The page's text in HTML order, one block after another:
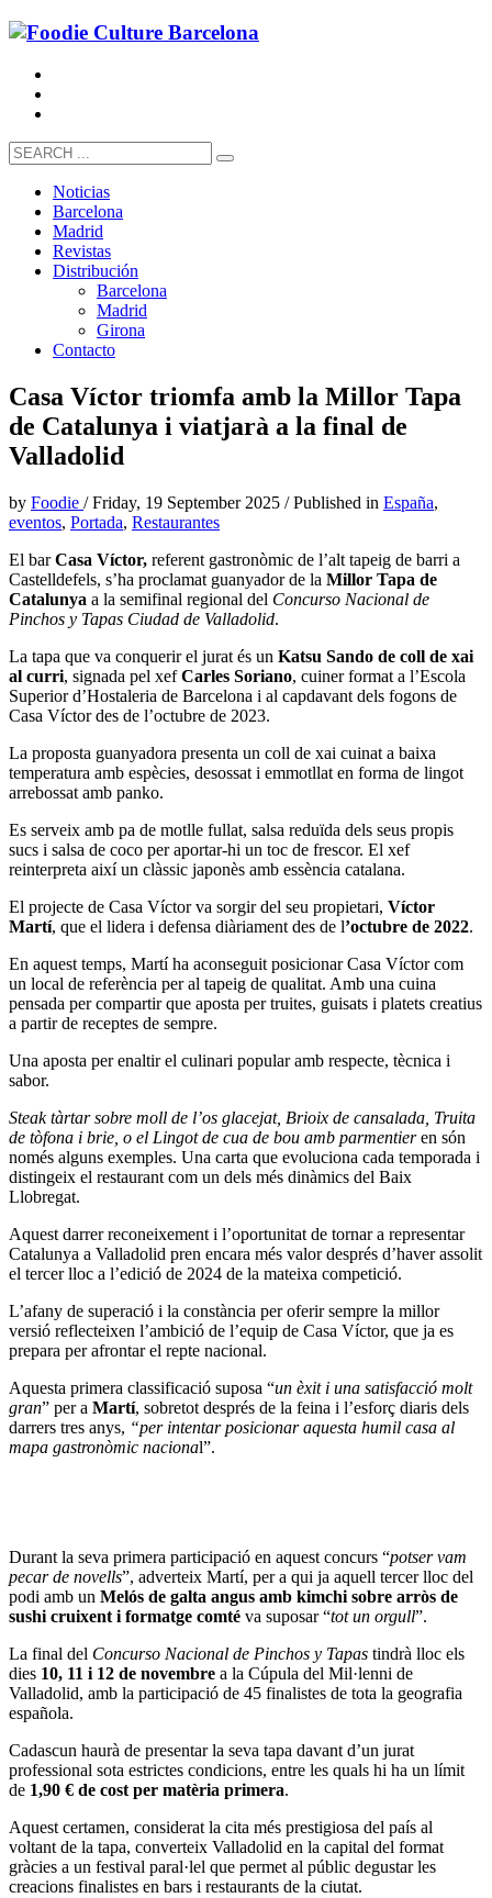
Noticias
Barcelona
Madrid
Revistas
Distribución
Barcelona
Madrid
Girona
Contacto
Casa Víctor triomfa amb la Millor Tapa
de Catalunya i viatjarà a la final de
Valladolid
by Foodie /Friday, 19 September 2025 /Published in España,
eventos, Portada, Restaurantes
El barCasa Víctor, referent gastronòmic de l’alt tapeig de barri a
Castelldefels, s’ha proclamat guanyador de la Millor Tapa de
Catalunya a la semifinal regional del Concurso Nacional de
Pinchos y Tapas Ciudad de Valladolid.
La tapa que va conquerir el jurat és un Katsu Sando de coll de xai
al curri, signada pel xefCarles Soriano, cuiner format a l’Escola
Superior d’Hostaleria de Barcelona i al capdavant dels fogons de
Casa Víctor des de l’octubre de 2023.
La proposta guanyadora presenta un coll de xai cuinat a baixa
temperatura amb espècies, desossat i emmotllat en forma de lingot
arrebossat amb panko.
Es serveix amb pa de motlle fullat, salsa reduïda dels seus propis
sucs i salsa de coco per aportar-hi un toc de frescor. El xef
reinterpreta així un clàssic japonès amb essència catalana.
El projecte de Casa Víctor va sorgir del seu propietari, Víctor
Martí, que el lidera i defensa diàriament des de l’octubre de 2022.
En aquest temps, Martí ha aconseguit posicionar Casa Víctor com
un local de referència per al tapeig de qualitat. Amb una cuina
pensada per compartir que aposta per truites, guisats i platets creatius
a partir de receptes de sempre.
Una aposta per enaltir el culinari popular amb respecte, tècnica i
sabor.
Steak tàrtar sobre moll de l’os glacejat, Brioix de cansalada, Truita
de tòfona i brie, o el Lingot de cua de bou amb parmentieren són
només alguns exemples. Una carta que evoluciona cada temporada i
distingeix el restaurant com un dels més dinàmics del Baix
Llobregat.
Aquest darrer reconeixement i l’oportunitat de tornar a representar
Catalunya a Valladolid pren encara més valor després d’haver assolit
el tercer lloc a l’edició de 2024 de la mateixa competició.
L’afany de superació i la constància per oferir sempre la millor
versió reflecteixen l’ambició de l’equip de Casa Víctor, que ja es
prepara per afrontar el repte nacional.
Aquesta primera classificació suposa “un èxit i una satisfacció molt
gran” per a Martí, sobretot després de la feina i l’esforç diaris dels
darrers tres anys, “per intentar posicionar aquesta humil casa al
mapa gastronòmic nacional”.
Durant la seva primera participació en aquest concurs “potser vam
pecar de novells”, adverteix Martí, per a qui ja aquell tercer lloc del
podi amb un Melós de galta angus amb kimchi sobre arròs de
sushi cruixent i formatge comté va suposar “tot un orgull”.
La final del Concurso Nacional de Pinchos y Tapas tindrà lloc els
dies 10, 11 i 12 de novembre a la Cúpula del Mil·lenni de
Valladolid, amb la participació de 45 finalistes de tota la geografia
española.
Cadascun haurà de presentar la seva tapa davant d’un jurat
professional sota estrictes condicions, entre les quals hi ha un límit
de 1,90 € de cost per matèria primera.
Aquest certamen, considerat la cita més prestigiosa del país al
voltant de la tapa, converteix Valladolid en la capital del format
gràcies a un festival paral·lel que permet al públic degustar les
creacions finalistes en bars i restaurants de la ciutat.